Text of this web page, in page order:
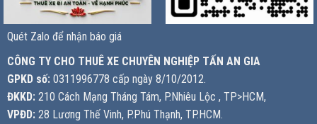
Quét Zalo để nhận báo giá
CÔNG TY CHO THUÊ XE CHUYÊN NGHIỆP TẤN AN GIA
GPKD số: 0311996778 cấp ngày 8/10/2012.
ĐKKD: 210 Cách Mạng Tháng Tám, P.Nhiêu Lộc , TP>HCM,
VPĐD: 28 Lương Thế Vinh, P.Phú Thạnh, TP.HCM.